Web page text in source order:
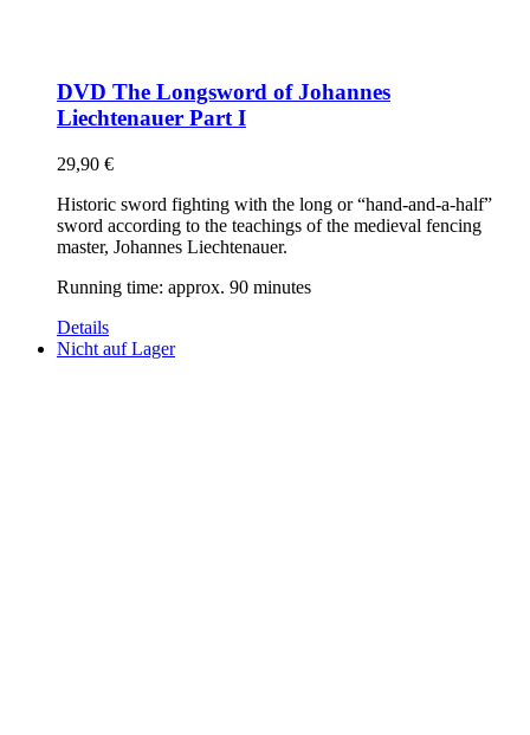
DVD The Longsword of Johannes
Liechtenauer Part I
29,90 €
Historic sword fighting with the long or “hand-and-a-half”
sword according to the teachings of the medieval fencing
master, Johannes Liechtenauer.
Running time: approx. 90 minutes
Details
Nicht auf Lager